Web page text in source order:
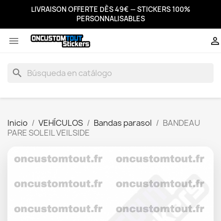
LIVRAISON OFFERTE DÈS 49€ — STICKERS 100%
PERSONNALISABLES
 
search
Inicio VEHÍCULOS Bandas parasol
BANDEAU
PARE SOLEIL VEILSIDE